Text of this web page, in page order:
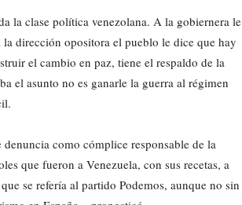
la clase política venezolana. A la gobiernera le
dirección opositora el pueblo le dice que hay
el cambio en paz, tiene el respaldo de la
el asunto no es ganarle la guerra al régimen
como cómplice responsable de la
que fueron a Venezuela, con sus recetas, a
se refería al partido Podemos, aunque no sin